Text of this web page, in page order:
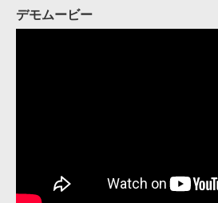
デモムービー